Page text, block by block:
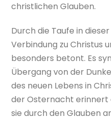
christlichen Glauben.
Durch die Taufe in
Verbindung zu Christus
besonders betont. Es
Übergang von der
des neuen Lebens in
der Osternacht erinnert
sie durch den Glauben